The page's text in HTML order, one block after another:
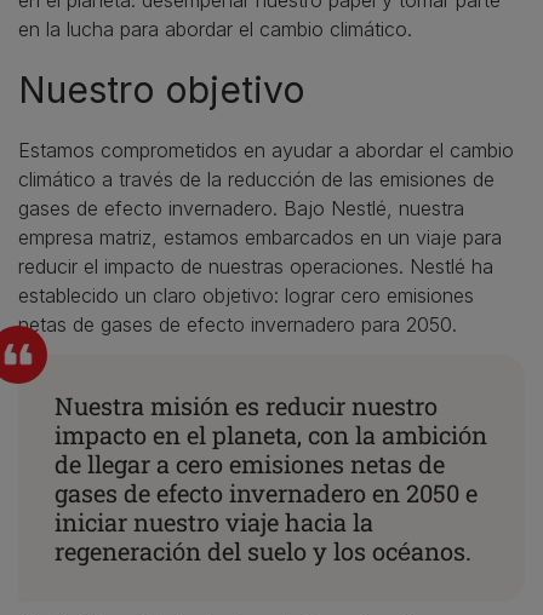
en la lucha para abordar el cambio climático.
Nuestro objetivo
Estamos comprometidos en ayudar a abordar el cambio
climático a través de la reducción de las emisiones de
gases de efecto invernadero. Bajo Nestlé, nuestra
empresa matriz, estamos embarcados en un viaje para
reducir el impacto de nuestras operaciones. Nestlé ha
establecido un claro objetivo: lograr cero emisiones
netas de gases de efecto invernadero para 2050.
Nuestra misión es reducir nuestro
impacto en el planeta, con la ambición
de llegar a cero emisiones netas de
gases de efecto invernadero en 2050 e
iniciar nuestro viaje hacia la
regeneración del suelo y los océanos.